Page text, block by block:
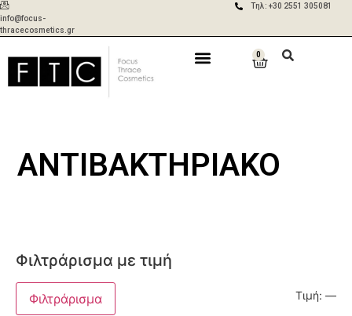
info@focus-
thracecosmetics.gr
μεταφορικά για
Aποστολές σε 2-
Τηλ: +30 2551 305081
0
ΑΝΤΙΒΑΚΤΗΡΙΑΚΌ
Φιλτράρισμα με τιμή
Φιλτράρισμα Τιμή: —